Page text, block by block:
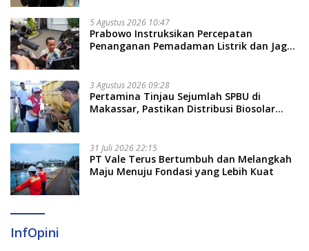
5 Agustus 2026 10:47
Prabowo Instruksikan Percepatan
Penanganan Pemadaman Listrik dan Jaga
3 Agustus 2026 09:28
Pertamina Tinjau Sejumlah SPBU di
Makassar, Pastikan Distribusi Biosolar
31 Juli 2026 22:15
PT Vale Terus Bertumbuh dan Melangkah
Maju Menuju Fondasi yang Lebih Kuat
InfOpini